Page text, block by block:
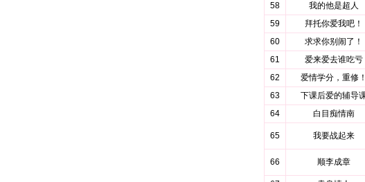
58
我的他是超人
59
拜托你爱我吧！
60
求求你别闹了！
61
爱来爱去谁吃亏
62
爱情学分，重修！
63
下课后爱的辅导
64
白目痴情南
65 我要战起来
66 顺李成章